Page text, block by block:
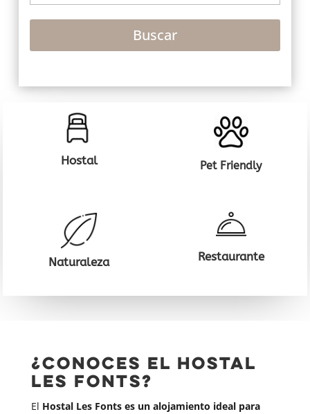
Hostal Pet Friendly
Naturaleza Restaurante
¿Conoces el Hostal
Les Fonts?
El Hostal Les Fonts es un alojamiento ideal para